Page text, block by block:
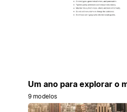
Um ano para explorar o
9 modelos